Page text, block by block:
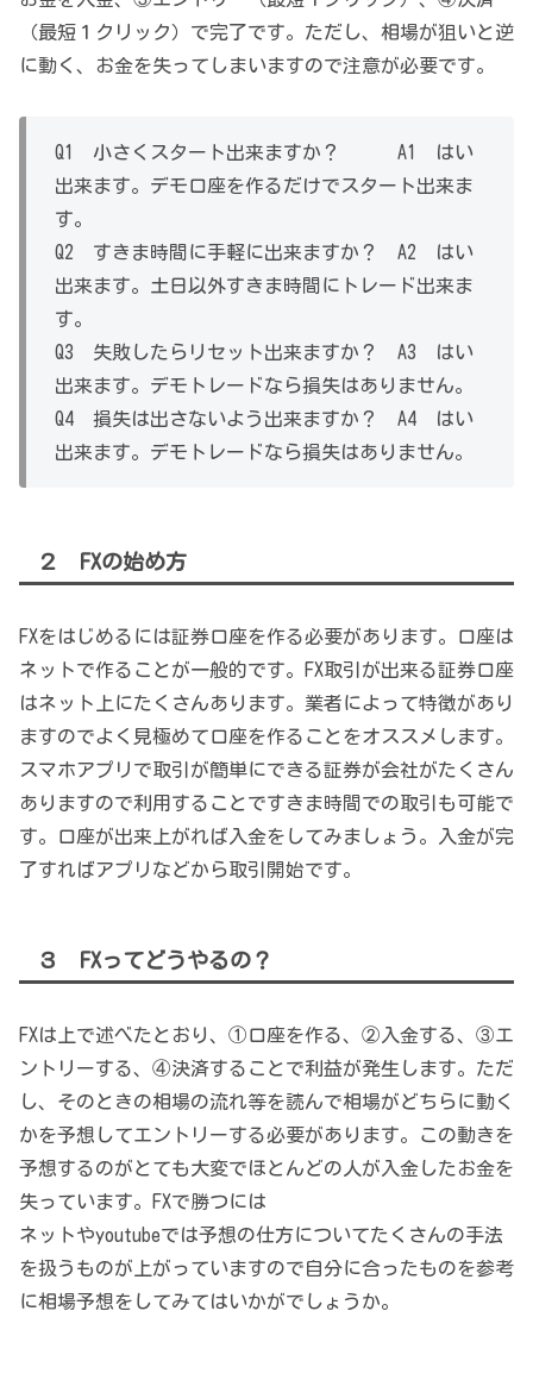
（最短１クリック）で完了です。ただし、相場が狙いと逆
に動く、お金を失ってしまいますので注意が必要です。
Q1 小さくスタート出来ますか？ A1 はい
出来ます。デモ口座を作るだけでスタート出来ま
す。
Q2 すきま時間に手軽に出来ますか？ A2 はい
出来ます。土日以外すきま時間にトレード出来ま
す。
Q3 失敗したらリセット出来ますか？ A3 はい
出来ます。デモトレードなら損失はありません。
Q4 損失は出さないよう出来ますか？ A4 はい
出来ます。デモトレードなら損失はありません。
２ FXの始め方
FXをはじめるには証券口座を作る必要があります。口座は
ネットで作ることが一般的です。FX取引が出来る証券口座
はネット上にたくさんあります。業者によって特徴があり
ますのでよく見極めて口座を作ることをオススメします。
スマホアプリで取引が簡単にできる証券が会社がたくさん
ありますので利用することですきま時間での取引も可能で
す。口座が出来上がれば入金をしてみましょう。入金が完
了すればアプリなどから取引開始です。
３ FXってどうやるの？
FXは上で述べたとおり、①口座を作る、②入金する、③エ
ントリーする、④決済することで利益が発生します。ただ
し、そのときの相場の流れ等を読んで相場がどちらに動く
かを予想してエントリーする必要があります。この動きを
予想するのがとても大変でほとんどの人が入金したお金を
失っています。FXで勝つには
ネットやyoutubeでは予想の仕方についてたくさんの手法
を扱うものが上がっていますので自分に合ったものを参考
に相場予想をしてみてはいかがでしょうか。